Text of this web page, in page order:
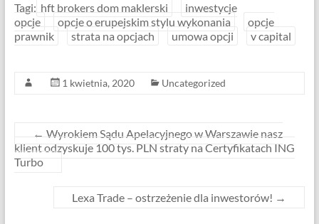
Tagi: hft brokers dom maklerski
inwestycje
opcje
opcje o erupejskim stylu wykonania
opcje
prawnik
strata na opcjach umowa opcji v capital
1 kwietnia, 2020 Uncategorized
← Wyrokiem Sądu Apelacyjnego w Warszawie nasz
klient odzyskuje 100 tys. PLN straty na Certyfikatach ING
Turbo
Lexa Trade – ostrzeżenie dla inwestorów! →